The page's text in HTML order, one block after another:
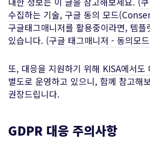
수집하는 기술, 구글 동의 모드
구글태그매니저를 활용중이라면, 템플
있습니다. (구글 태그매니저 - 동의모
또, 대응을 지원하기 위해 KISA에서도
별도로 운영하고 있으니, 함께 참고해
권장드립니다.
GDPR 대응 주의사항